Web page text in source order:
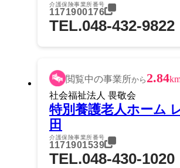
介護保険事業所番号
1171900176
TEL.048-432-9822
閲覧中の事業所から 2.84
社会福祉法人 畏敬会
特別養護老人ホーム
田
介護保険事業所番号
1171901539
TEL.048-430-1020